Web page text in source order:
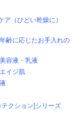
ア（ひどい乾燥に）
齢に応じたお手入れの
美容液・乳液
エイジ肌
テクション]シリーズ